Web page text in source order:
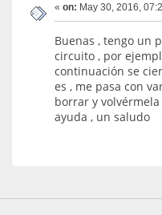
« on: May 30, 2016,
Buenas , tengo un
circuito , por
continuación se
es , me pasa con
borrar y
ayuda , un saludo